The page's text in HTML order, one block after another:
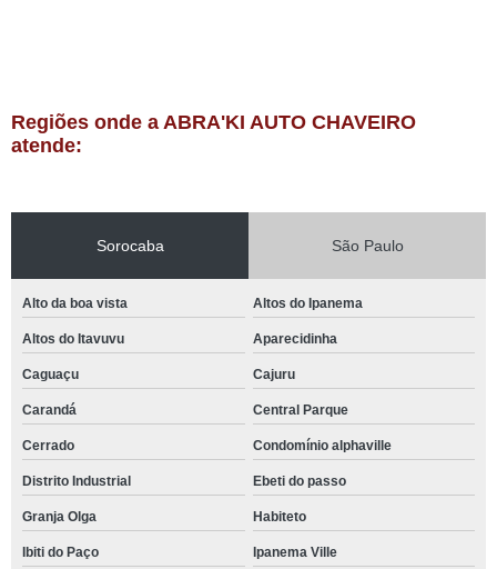
Regiões onde a ABRA'KI AUTO CHAVEIRO
atende:
Sorocaba São Paulo
Alto da boa vista Altos do Ipanema
Altos do Itavuvu Aparecidinha
Caguaçu Cajuru
Carandá Central Parque
Cerrado Condomínio alphaville
Distrito Industrial Ebeti do passo
Granja Olga Habiteto
Ibiti do Paço Ipanema Ville